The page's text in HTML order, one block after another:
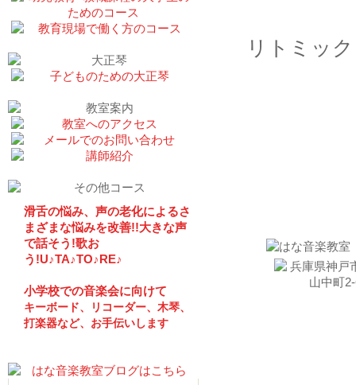
滑舌の悩み、声の老化によるさ
まざまな悩みを改善!!大きな声
で話そう!歌お
う!U♪TA♪TO♪RE♪
小学校での音楽会に向けて
キーボード、リコーダー、木琴、
打楽器など、お手伝いします
リトミッ